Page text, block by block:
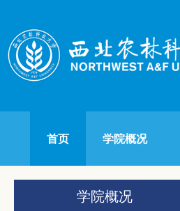
首页 学院概况
学院概况